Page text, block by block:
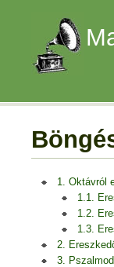
1. Oktávról
1.1.
1.2.
1.3.
2.
3.